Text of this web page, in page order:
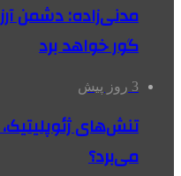
مدنی‌زاده: دشمن
گور خواهد برد
3 روز پیش
تنش‌های
می‌برد؟